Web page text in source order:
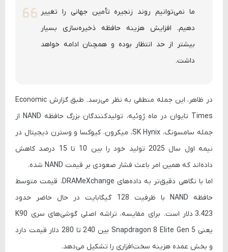
ما نمی‌توانیم روند زنجیره تأمین جهانی را تغییر
دهیم. افزایش هزینه حافظه ذخیره‌سازی بسیار
بیشتر از حد انتظار بوده و همچنان ادامه خواهد
داشت.
در ظاهر، این جمله منطقی به نظر می‌رسد. طبق گزارش Economic
Times
تایوان در ماه ژوئیه، تولیدکنندگان بزرگ حافظه NAND از
جمله سامسونگ، SK Hynix، میکرون، کیوکسا و وسترن دیجیتال
در
نیمه اول سال 2025 تولید خود را بین 10 تا 15 درصد کاهش
داده‌اند که همین امر باعث فشار صعودی بر قیمت NAND شده.
اما با نگاهی دقیق‌تر به داده‌های DRAMeXchange، قیمت متوسط
حافظه NAND با ظرفیت 128 گیگابایت در حال حاضر حدود
3.423 دلار
است. برای مقایسه، تراشه‌ اصلی گوشی‌های سری K90
یعنی Snapdragon 8 Elite Gen 5 بین 240 تا 280 دلار
قیمت دارد
و بخش عمده هزینه سخت‌افزاری را تشکیل می‌دهد.